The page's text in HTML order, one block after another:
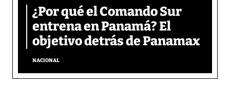
¿Por qué el Comando Sur
entrena en Panamá? El
objetivo detrás de Panamax
NACIONAL